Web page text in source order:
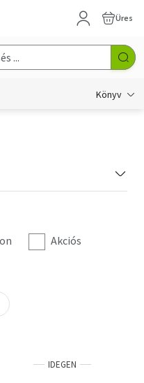
Üres
Könyv
Akciós
IDEGEN